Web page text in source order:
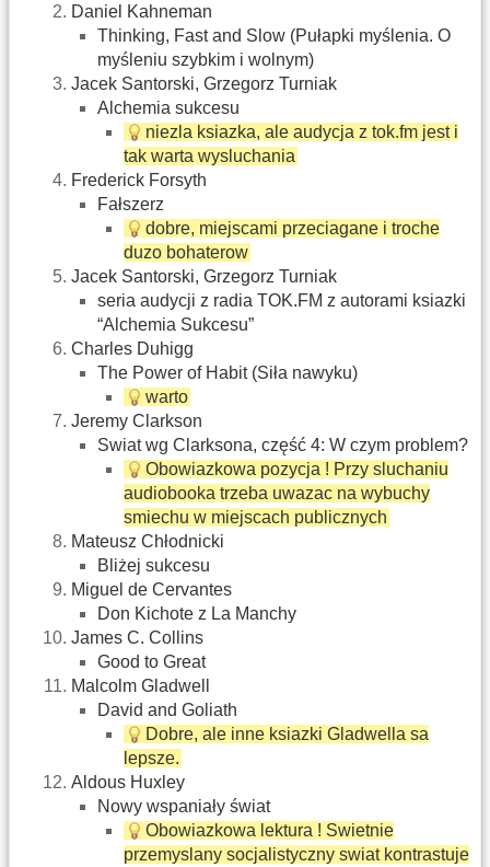
Daniel Kahneman
Thinking, Fast and Slow (Pułapki myślenia. O
myśleniu szybkim i wolnym)
Jacek Santorski, Grzegorz Turniak
Alchemia sukcesu
niezla ksiazka, ale audycja z tok.fm jest i
tak warta wysluchania
Frederick Forsyth
Fałszerz
dobre, miejscami przeciagane i troche
duzo bohaterow
Jacek Santorski, Grzegorz Turniak
seria audycji z radia TOK.FM z autorami ksiazki
“Alchemia Sukcesu”
Charles Duhigg
The Power of Habit (Siła nawyku)
warto
Jeremy Clarkson
Swiat wg Clarksona, część 4: W czym problem?
Obowiazkowa pozycja ! Przy sluchaniu
audiobooka trzeba uwazac na wybuchy
smiechu w miejscach publicznych
Mateusz Chłodnicki
Bliżej sukcesu
Miguel de Cervantes
Don Kichote z La Manchy
James C. Collins
Good to Great
Malcolm Gladwell
David and Goliath
Dobre, ale inne ksiazki Gladwella sa
lepsze.
Aldous Huxley
Nowy wspaniały świat
Obowiazkowa lektura ! Swietnie
przemyslany socjalistyczny swiat kontrastuje